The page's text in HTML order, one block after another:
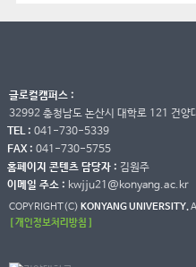
글로컬캠퍼스 :
32992 충청남도 논산시 대학로 121 건양
TEL : 041-730-5339
FAX : 041-730-5755
홈페이지 콘텐츠 담당자 : 김원주
이메일 주소 : kwjju21@konyang.ac.kr
COPYRIGHT(C) KONYANG UNIVERSITY.
[ 개인정보처리방침 ]